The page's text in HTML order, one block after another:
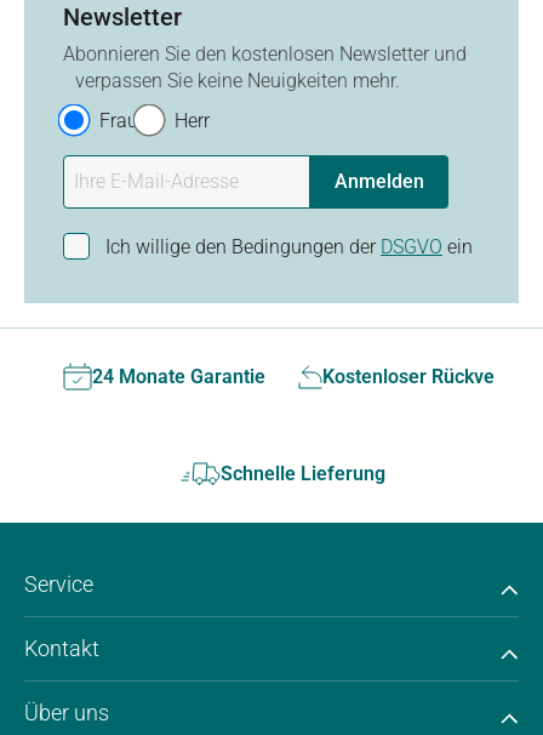
Newsletter
Abonnieren Sie den kostenlosen Newsletter und
verpassen Sie keine Neuigkeiten mehr.
Frau
Herr
Anmelden
Ich willige den Bedingungen der DSGVO ein
24 Monate Garantie Kostenloser Rückversand
Schnelle Lieferung
Service
Kontakt
Über uns